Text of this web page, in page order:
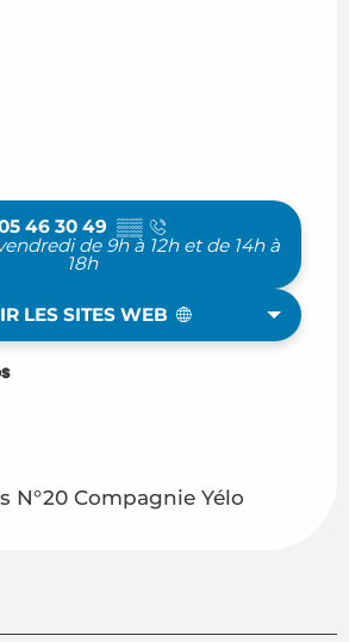
46 30 49 ▒▒
de 9h à 12h et de 14h à
18h
LES SITES WEB
N°20 Compagnie Yélo